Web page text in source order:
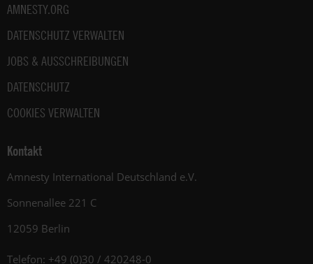
AMNESTY.ORG
DATENSCHUTZ VERWALTEN
JOBS & AUSSCHREIBUNGEN
DATENSCHUTZ
COOKIES VERWALTEN
Kontakt
Amnesty International Deutschland e.V.
Sonnenallee 221 C
12059 Berlin
Telefon: +49 (0)30 / 420248-0